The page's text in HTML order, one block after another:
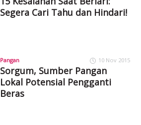
Segera Cari Tahu dan Hindari!
Pangan 10 Nov 2015
Sorgum, Sumber Pangan
Lokal Potensial Pengganti
Beras